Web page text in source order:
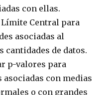
con ellas.
Central para
asociadas al
cantidades de datos.
p-valores para
con medias
o con grandes